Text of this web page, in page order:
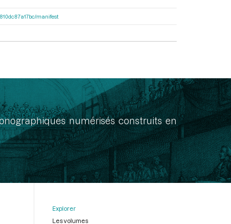
manifest
numérisés construits en
Explorer
Les volumes